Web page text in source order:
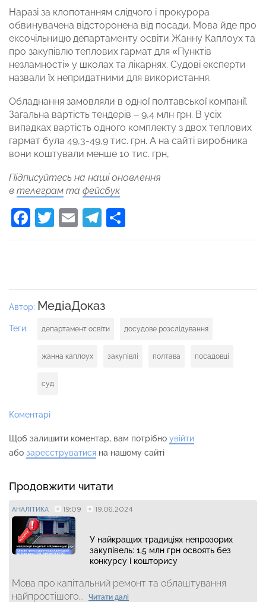
Наразі за клопотанням слідчого і прокурора
обвинувачена відсторонена від посади. Мова йде про
ексочільницю департаменту освіти Жанну Каплоух та
про закупівлю теплових гармат для «Пунктів
незламності» у школах та лікарнях. Судові експерти
назвали їх непридатними для використання.
Обладнання замовляли в одної полтавської компанії.
Загальна вартість тендерів – 9,4 млн грн. В усіх
випадках вартість одного комплекту з двох теплових
гармат була 49,3-49,9 тис. грн. А на сайті виробника
вони коштували менше 10 тис. грн,
Підписуйтесь на наші оновлення
в телеграм та фейсбук
Facebook
Twitter
EmailTelegram
Автор: МедіаДоказ
Теги: департамент освіти досудове розслідування
жанна каплоух закупівлі полтава посадовці
суд
Коментарі
Щоб залишити коментар, вам потрібно увійти
або зареєструватися на нашому сайті
Продовжити читати
АНАЛІТИКА 19:09 19.06.2024
У найкращих традиціях непрозорих
закупівель: 1,5 млн грн освоять без
конкурсу і кошторису
Мова про капітальний ремонт та облаштування
найпростішого...
Читати далі